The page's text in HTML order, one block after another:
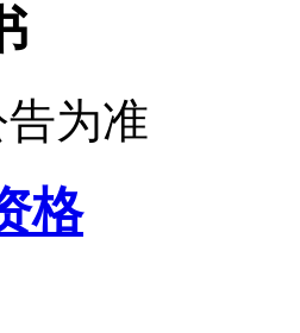
为准
格